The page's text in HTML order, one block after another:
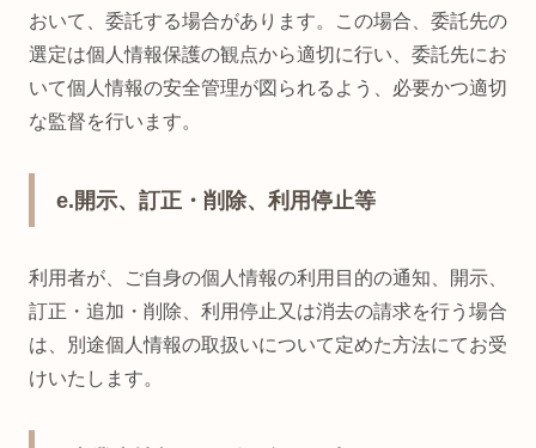
おいて、委託する場合があります。この場合、委託先の
選定は個人情報保護の観点から適切に行い、委託先にお
いて個人情報の安全管理が図られるよう、必要かつ適切
な監督を行います。
e.開示、訂正・削除、利用停止等
利用者が、ご自身の個人情報の利用目的の通知、開示、
訂正・追加・削除、利用停止又は消去の請求を行う場合
は、別途個人情報の取扱いについて定めた方法にてお受
けいたします。